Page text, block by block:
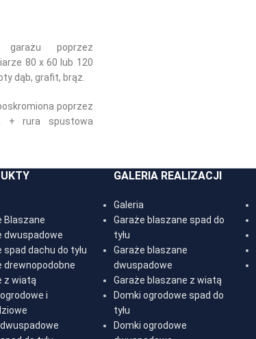
garażu poprzez
80 x 60 lub 120
dąb, grafit, brąz.
poprzez
+ rura spustowa
Blaszane
dwuspadowe
spad dachu do tyłu
drewnopodobne
z wiatą
i
GALERIA REALIZACJI
Galeria
Garaże blaszane spad do
tyłu
Garaże blaszane
dwuspadowe
Garaże blaszane z wiatą
Domki ogrodowe spad do
tyłu
Domki ogrodowe